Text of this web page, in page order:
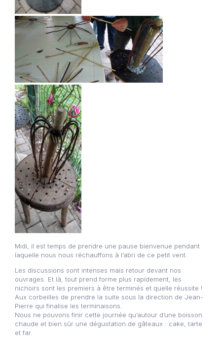
Midi, il est temps de prendre une pause bienvenue pendant
laquelle nous nous réchauffons à l’abri de ce petit vent.
Les discussions sont intenses mais retour devant nos
ouvrages. Et là, tout prend forme plus rapidement, les
nichoirs sont les premiers à être terminés et quelle réussite !
Aux corbeilles de prendre la suite sous la direction de Jean-
Pierre qui finalise les terminaisons.
Nous ne pouvons finir cette journée qu’autour d’une boisson
chaude et bien sûr une dégustation de gâteaux : cake, tarte
et far.